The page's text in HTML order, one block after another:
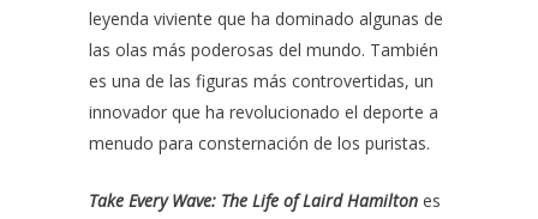
leyenda viviente que ha dominado algunas de
las olas más poderosas del mundo. También
es una de las figuras más controvertidas, un
innovador que ha revolucionado el deporte a
menudo para consternación de los puristas.
Take Every Wave: The Life of Laird Hamilton es